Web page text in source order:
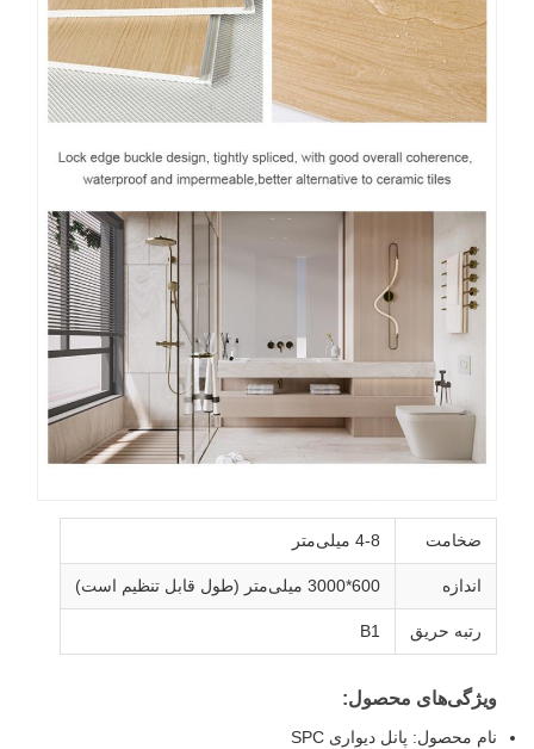
ضخامت
رتبه حریق B1
ویژگی‌های محصول:
نام محصول: پانل دیواری SPC